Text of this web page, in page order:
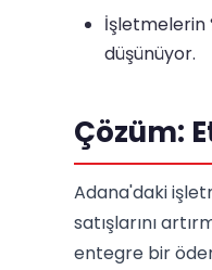
İşletmelerin
düşünüyor.
Çözüm:
Adana'daki
satışlarını
entegre bir